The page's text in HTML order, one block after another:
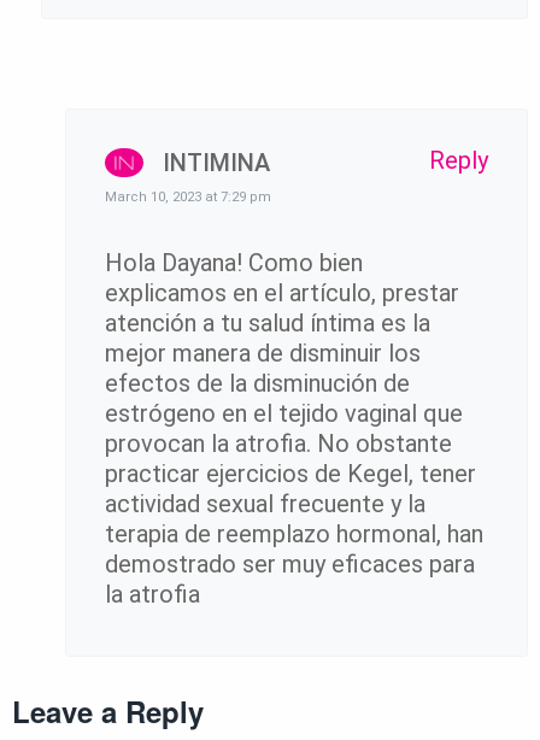
INTIMINA
March 10, 2023 at 7:29 pm
Hola Dayana! Como bien
explicamos en el artículo, prestar
atención a tu salud íntima es la
mejor manera de disminuir los
efectos de la disminución de
estrógeno en el tejido vaginal que
provocan la atrofia. No obstante
practicar ejercicios de Kegel, tener
actividad sexual frecuente y la
terapia de reemplazo hormonal, han
demostrado ser muy eficaces para
la atrofia
Reply
Leave a Reply